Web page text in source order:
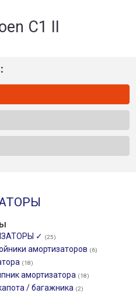
C1 II
✓ (25)
амортизаторов (6)
(18)
амортизатора (18)
/ багажника (2)